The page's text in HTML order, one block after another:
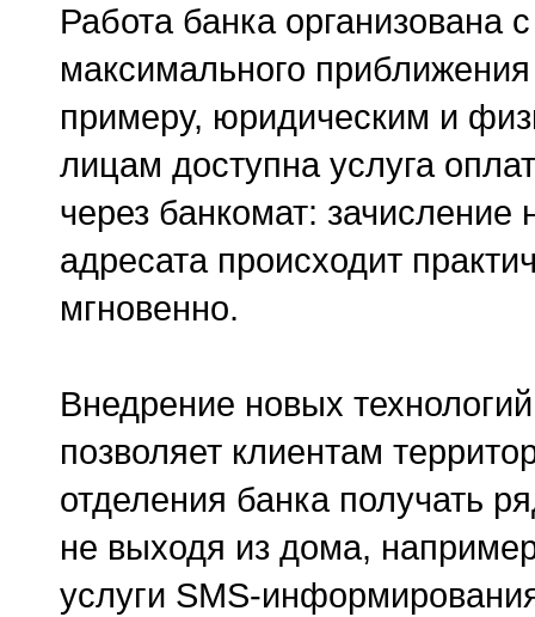
Работа банка организована
максимального приближения
примеру, юридическим и
лицам доступна услуга
через банкомат: зачисление
адресата происходит
мгновенно.
Внедрение новых
позволяет клиентам
отделения банка получать
не выходя из дома,
услуги SMS-